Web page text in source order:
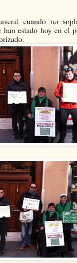
cuando no
estado hoy en el